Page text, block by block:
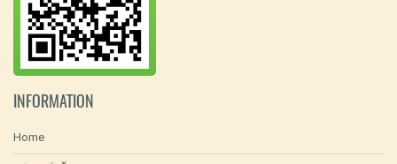
INFORMATION
Home